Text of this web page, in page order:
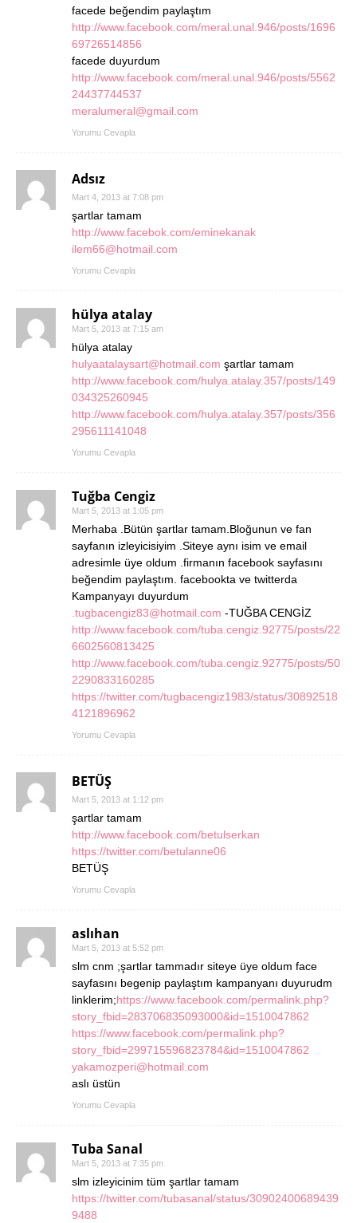
facede beğendim paylaştım
http://www.facebook.com/meral.unal.946/posts/1696
69726514856
facede duyurdum
http://www.facebook.com/meral.unal.946/posts/5562
24437744537
meralumeral@gmail.com
Yorumu Cevapla
Adsız
Mart 4, 2013 at 7:08 pm
şartlar tamam
http://www.facebok.com/eminekanak
ilem66@hotmail.com
Yorumu Cevapla
hülya atalay
Mart 5, 2013 at 7:15 am
hülya atalay
hulyaatalaysart@hotmail.com şartlar tamam
http://www.facebook.com/hulya.atalay.357/posts/149
034325260945
http://www.facebook.com/hulya.atalay.357/posts/356
295611141048
Yorumu Cevapla
Tuğba Cengiz
Mart 5, 2013 at 1:05 pm
Merhaba .Bütün şartlar tamam.Bloğunun ve fan
sayfanın izleyicisiyim .Siteye aynı isim ve email
adresimle üye oldum .firmanın facebook sayfasını
beğendim paylaştım. facebookta ve twitterda
Kampanyayı duyurdum
.tugbacengiz83@hotmail.com -TUĞBA CENGİZ
http://www.facebook.com/tuba.cengiz.92775/posts/22
6602560813425
http://www.facebook.com/tuba.cengiz.92775/posts/50
2290833160285
https://twitter.com/tugbacengiz1983/status/30892518
4121896962
Yorumu Cevapla
BETÜŞ
Mart 5, 2013 at 1:12 pm
şartlar tamam
http://www.facebook.com/betulserkan
https://twitter.com/betulanne06
BETÜŞ
Yorumu Cevapla
aslıhan
Mart 5, 2013 at 5:52 pm
slm cnm ;şartlar tammadır siteye üye oldum face
sayfasını begenip paylaştım kampanyanı duyurudm
linklerim;https://www.facebook.com/permalink.php?
story_fbid=283706835093000&id=1510047862
https://www.facebook.com/permalink.php?
story_fbid=299715596823784&id=1510047862
yakamozperi@hotmail.com
aslı üstün
Yorumu Cevapla
Tuba Sanal
Mart 5, 2013 at 7:35 pm
slm izleyicinim tüm şartlar tamam
https://twitter.com/tubasanal/status/30902400689439
9488